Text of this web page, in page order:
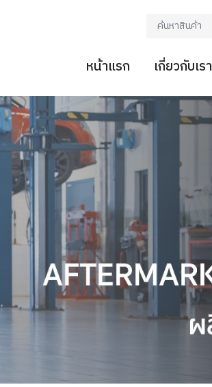
หน้าแรก เกี่ยวกับเรา